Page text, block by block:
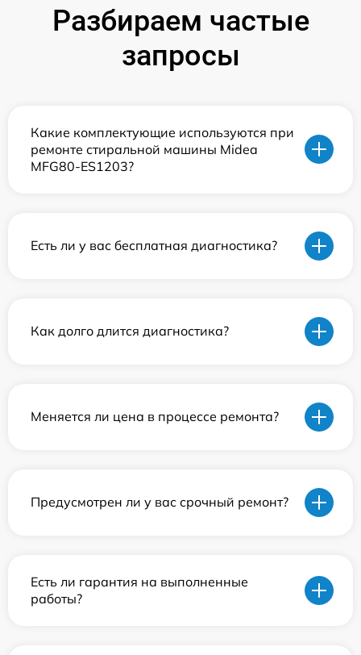
Разбираем частые
запросы
Какие комплектующие используются при
ремонте стиральной машины Midea
MFG80-ES1203?
Есть ли у вас бесплатная диагностика?
Как долго длится диагностика?
Меняется ли цена в процессе ремонта?
Предусмотрен ли у вас срочный ремонт?
Есть ли гарантия на выполненные
работы?